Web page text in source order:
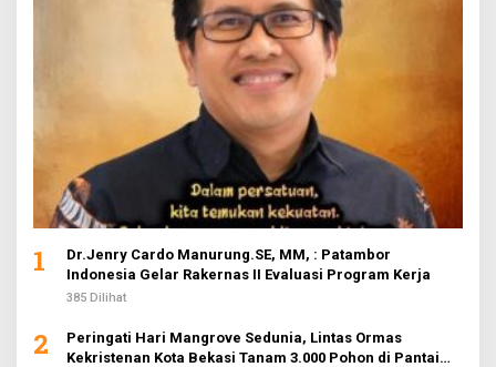
1
Dr.Jenry Cardo Manurung.SE, MM, : Patambor
Indonesia Gelar Rakernas II Evaluasi Program Kerja
385 Dilihat
2
Peringati Hari Mangrove Sedunia, Lintas Ormas
Kekristenan Kota Bekasi Tanam 3.000 Pohon di Pantai